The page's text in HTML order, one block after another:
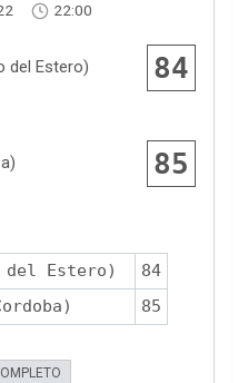
22:00
del Estero) 84
85
del Estero)
84
85